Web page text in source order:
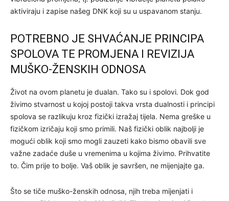
aktiviraju i zapise našeg DNK koji su u uspavanom stanju.
POTREBNO JE SHVAĆANJE PRINCIPA
SPOLOVA TE PROMJENA I REVIZIJA
MUŠKO-ŽENSKIH ODNOSA
Život na ovom planetu je dualan. Tako su i spolovi. Dok god
živimo stvarnost u kojoj postoji takva vrsta dualnosti i principi
spolova se razlikuju kroz fizički izražaj tijela. Nema greške u
fizičkom izričaju koji smo primili. Naš fizički oblik najbolji je
mogući oblik koji smo mogli zauzeti kako bismo obavili sve
važne zadaće duše u vremenima u kojima živimo. Prihvatite
to. Čim prije to bolje. Vaš oblik je savršen, ne mijenjajte ga.
Što se tiče muško-ženskih odnosa, njih treba mijenjati i